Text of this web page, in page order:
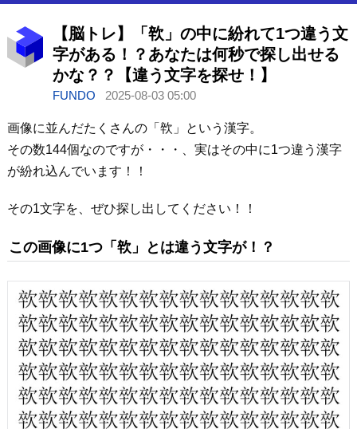
【脳トレ】「㰵」の中に紛れて1つ違う文
字がある！？あなたは何秒で探し出せる
かな？？【違う文字を探せ！】
FUNDO 2025-08-03 05:00
画像に並んだたくさんの「㰵」という漢字。
その数144個なのですが・・・、実はその中に1つ違う漢字
が紛れ込んでいます！！
その1文字を、ぜひ探し出してください！！
この画像に1つ「㰵」とは違う文字が！？